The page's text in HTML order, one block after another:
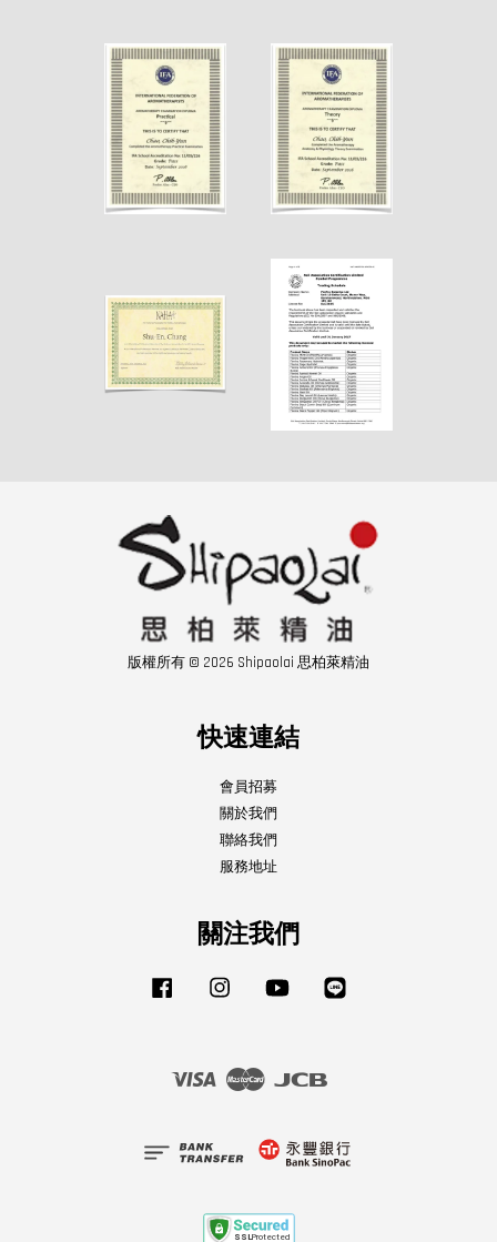
版權所有 © 2026 Shipaolai 思柏萊精油
快速連結
會員招募
關於我們
聯絡我們
服務地址
關注我們
Facebook Instagram YouTube
Visa Master